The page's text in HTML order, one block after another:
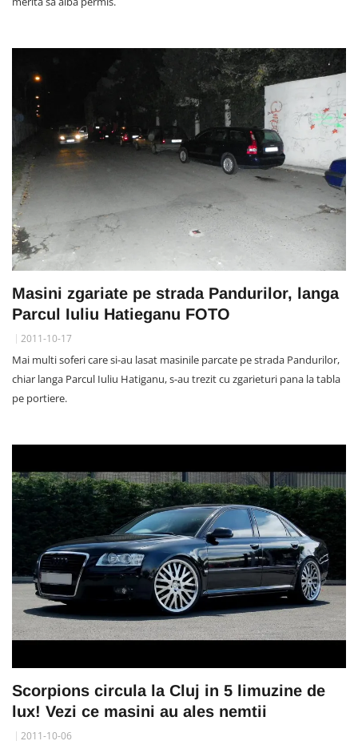
Masini zgariate pe strada Pandurilor, langa
Parcul Iuliu Hatieganu FOTO
2011-10-17
Mai multi soferi care si-au lasat masinile parcate pe strada Pandurilor,
chiar langa Parcul Iuliu Hatiganu, s-au trezit cu zgarieturi pana la tabla
pe portiere.
Scorpions circula la Cluj in 5 limuzine de
lux! Vezi ce masini au ales nemtii
2011-10-06